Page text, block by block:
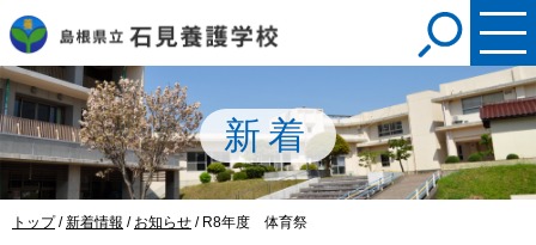
このページの本文へ
新着
現
トップ/新着情報 / お知らせ / R8年度 体育祭